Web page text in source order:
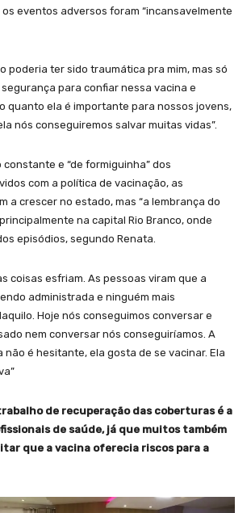
eventos adversos foram “incansavelmente
poderia ter sido traumática pra mim, mas só
para confiar nessa vacina e
quanto ela é importante para nossos jovens,
nós conseguiremos salvar muitas vidas”.
e “de formiguinha” dos
com a política de vacinação, as
a crescer no estado, mas “a lembrança do
na capital Rio Branco, onde
episódios, segundo Renata.
coisas esfriam. As pessoas viram que a
administrada e ninguém mais
Hoje nós conseguimos conversar e
nem conversar nós conseguiríamos. A
é hesitante, ela gosta de se vacinar. Ela
de recuperação das coberturas é a
de saúde, já que muitos também
que a vacina oferecia riscos para a